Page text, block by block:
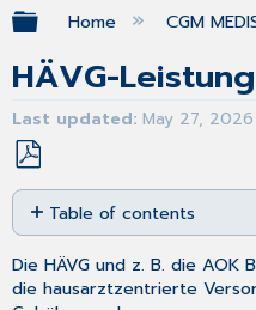
Expand/
Home CGM
HÄVG-
Last updated May 27, 2026
Save
as
PDF
Table of contents
No
headers
Die HÄVG und z. B. die
die hausarztzentrierte